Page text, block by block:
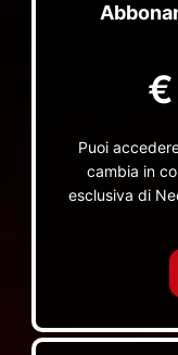
€
Puoi
cambia in
esclusiva di
TV non